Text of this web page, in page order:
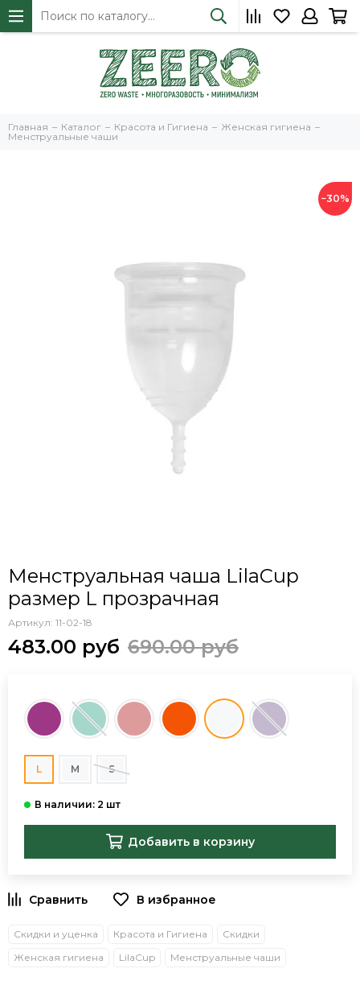
Главная Каталог Красота и Гигиена
Женская гигиена
Менструальные чаши
−30%
Менструальная чаша LilaCup
размер L прозрачная
Артикул: 11-02-18
483.00 руб 690.00 руб
L M S
Добавить в корзину
В избранное
Скидки и уценка Красота и Гигиена
Скидки
Женская гигиена
LilaCup Менструальные чаши